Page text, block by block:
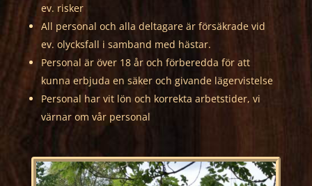
ev. risker
All personal och alla deltagare är försäkrade vid
ev. olycksfall i samband med hästar.
Personal är över 18 år och förberedda för att
kunna erbjuda en säker och givande lägervistelse
Personal har vit lön och korrekta arbetstider, vi
värnar om vår personal